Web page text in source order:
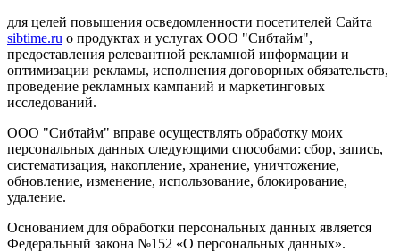
для целей повышения осведомленности посетителей Сайта
sibtime.ru о продуктах и услугах ООО "Сибтайм",
предоставления релевантной рекламной информации и
оптимизации рекламы, исполнения договорных обязательств,
проведение рекламных кампаний и маркетинговых
исследований.
ООО "Сибтайм" вправе осуществлять обработку моих
персональных данных следующими способами: сбор, запись,
систематизация, накопление, хранение, уничтожение,
обновление, изменение, использование, блокирование,
удаление.
Основанием для обработки персональных данных является
Федеральный закона №152 «О персональных данных».